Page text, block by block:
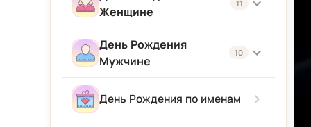
Женщине
11
Женщине
Подруге
Девушке
День Рождения
Мужчине
10
Мужчине
День Рождения по именам